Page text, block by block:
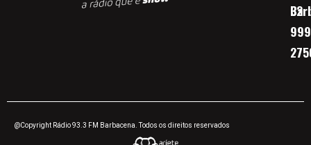
32
@Copyright Rádio 93.3 FM Barbacena. Todos os direitos reservados